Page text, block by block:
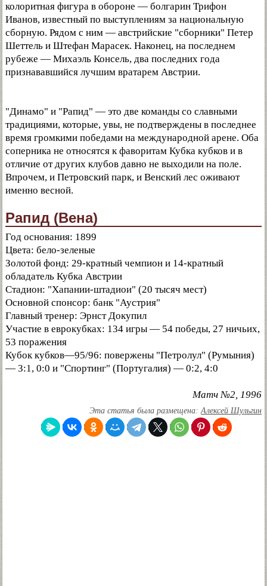
колоритная фигура в обороне — болгарин Трифон
Иванов, известный по выступлениям за национальную
сборную. Рядом с ним — австрийские "сборники" Петер
Шеттель и Штефан Марасек. Наконец, на последнем
рубеже — Михаэль Консель, два последних года
признававшийся лучшим вратарем Австрии.
"Динамо" и "Рапид" — это две команды со славными
традициями, которые, увы, не подтверждены в последнее
время громкими победами на международной арене. Оба
соперника не относятся к фаворитам Кубка кубков и в
отличие от других клубов давно не выходили на поле.
Впрочем, и Петровский парк, и Венский лес оживают
именно весной.
Рапид (Вена)
Год основания: 1899
Цвета: бело-зеленые
Золотой фонд: 29-кратный чемпион и 14-кратный
обладатель Кубка Австрии
Стадион: "Хапании-штадиои" (20 тысяч мест)
Основной спонсор: банк "Аустрия"
Главный тренер: Эрнст Докупил
Участие в еврокубках: 134 игры — 54 победы, 27 ничьих,
53 поражения
Кубок кубков—95/96: повержены "Петролул" (Румыния)
— 3:1, 0:0 и "Спортинг" (Португалия) — 0:2, 4:0
Матч №2, 1996
Эта статья была размещена:Алексей Шульгин